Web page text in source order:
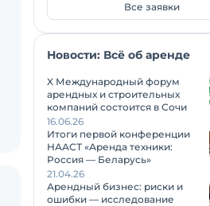
Все заявки
Новости: Всё об аренде
X Международный форум
арендных и строительных
компаний состоится в Сочи
16.06.26
Итоги первой конференции
НААСТ «Аренда техники:
Россия — Беларусь»
21.04.26
Арендный бизнес: риски и
ошибки — исследование